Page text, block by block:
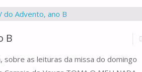
B
sobre as leituras da missa do domingo